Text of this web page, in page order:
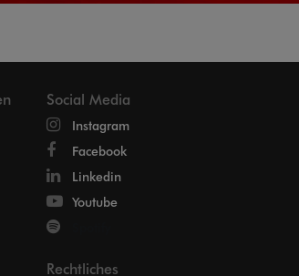
Social Media
Instagram
Facebook
Linkedin
Youtube
Rechtliches